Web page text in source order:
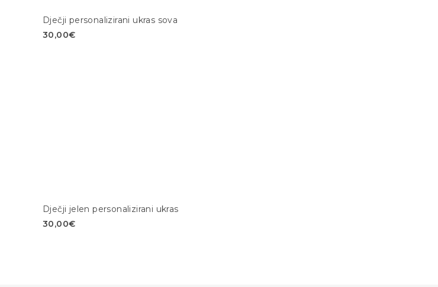
Dječji personalizirani ukras sova
30,00€
Dječji jelen personalizirani ukras
30,00€